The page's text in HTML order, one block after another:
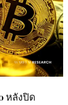
หลังปิด